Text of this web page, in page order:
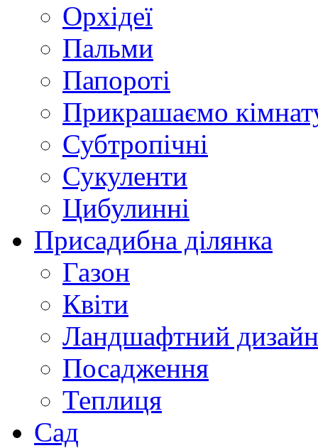
Орхідеї
Пальми
Папороті
Прикрашаємо
Субтропічні
Сукуленти
Цибулинні
Присадибна ділянка
Газон
Квіти
Ландшафтний дизайн
Посадження
Теплиця
Сад